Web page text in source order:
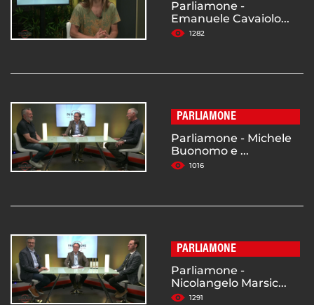
Parliamone -
Emanuele Cavaiolo...
1282
PARLIAMONE
Parliamone - Michele
Buonomo e ...
1016
PARLIAMONE
Parliamone -
Nicolangelo Marsic...
1291